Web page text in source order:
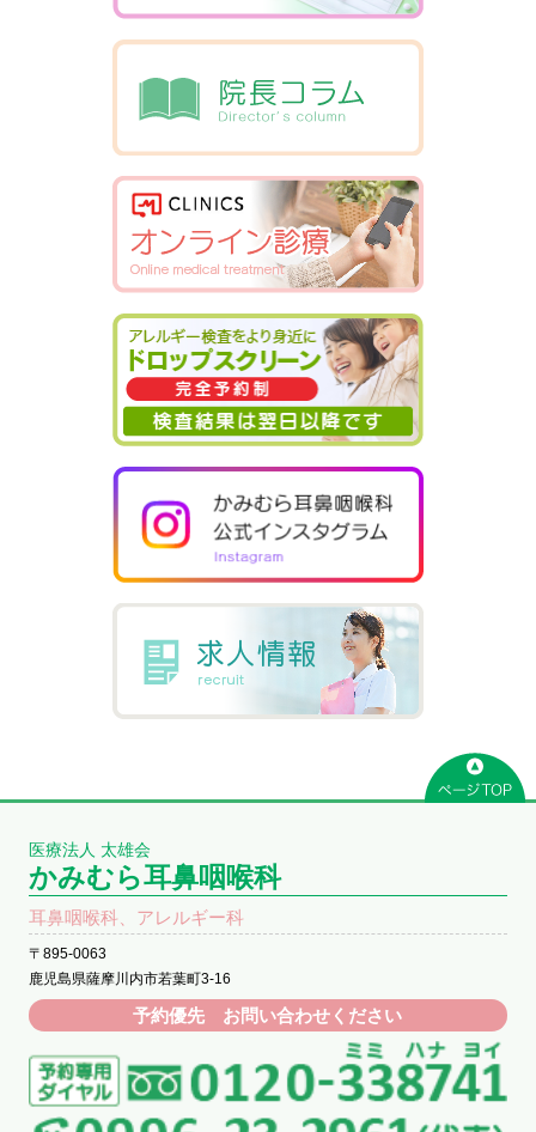
医療法人 太雄会
かみむら耳鼻咽喉科
耳鼻咽喉科、アレルギー科
〒895-0063
鹿児島県薩摩川内市若葉町3-16
予約優先 お問い合わせください